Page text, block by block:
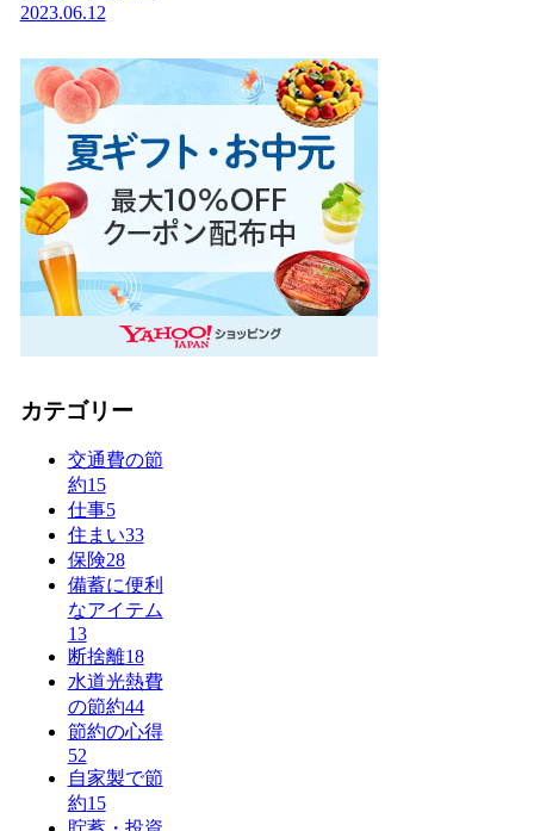
2023.06.12
カテゴリー
交通費の節
約15
仕事5
住まい33
保険28
備蓄に便利
なアイテム
13
断捨離18
水道光熱費
の節約44
節約の心得
52
自家製で節
約15